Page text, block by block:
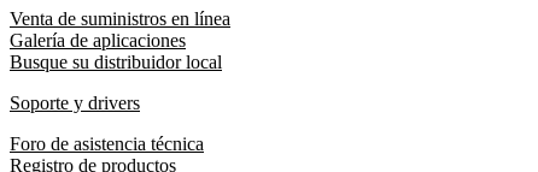
Venta de suministros en línea
Galería de aplicaciones
Busque su distribuidor local
Soporte y drivers
Foro de asistencia técnica
Registro de productos